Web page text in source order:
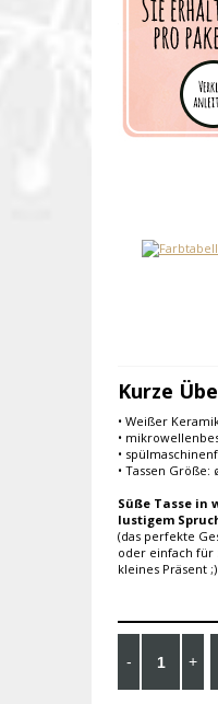
Verfügbarkeit:
Lieferzeit: 1-2
Kurze
• Weißer
•
•
• Tassen Größe:
Süße Tasse in
lustigem
(das perfekte
oder einfach für
kleines Präsent ;)